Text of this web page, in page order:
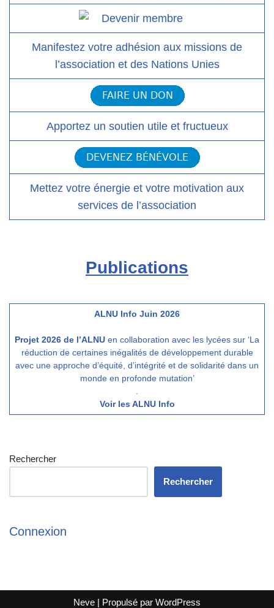
Manifestez votre adhésion aux missions de
l’association et des Nations Unies
Apportez un soutien utile et fructueux
Mettez votre énergie et votre motivation aux
services de l’association
Publications
ALNU Info Juin 2026
Projet 2026 de l’ALNU en collaboration avec les lycées sur ‘La
réduction de certaines inégalités de développement durable
avec une approche d’équité, d’intégrité et de solidarité dans un
monde en profonde mutation’
.
Voir les ALNU Info
Rechercher
Rechercher
Connexion
Neve | Propulsé par WordPress